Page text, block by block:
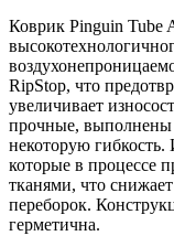
Коврик Pinguin Tube
RipStop, что
увеличивает
прочные, выполнены
некоторую гибкость.
которые в процессе
тканями, что
переборок.
герметична.